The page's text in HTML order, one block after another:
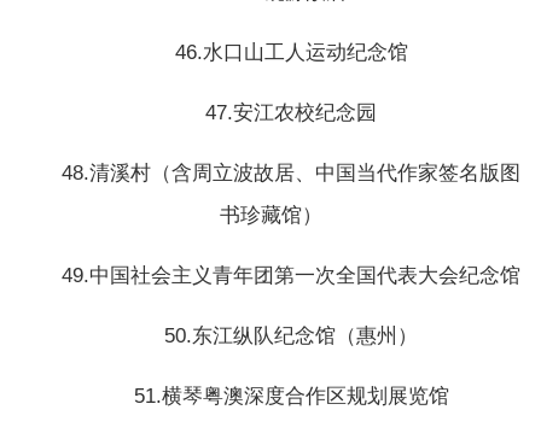
46.水口山工人运动纪念馆
47.安江农校纪念园
48.清溪村（含周立波故居、中国当代作家签名版图
书珍藏馆）
49.中国社会主义青年团第一次全国代表大会纪念馆
50.东江纵队纪念馆（惠州）
51.横琴粤澳深度合作区规划展览馆